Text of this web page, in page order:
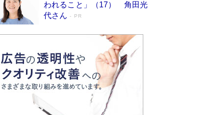
ンガ」も収録
Book Bang
美輪明宏 晩年の回答を集めた『ほほえんで生き
「『火垂るの墓』は、大嘘である」原作者が抱き
続けた“自責の念”とは…「自己憐憫は描きたくな
い」監督が徹底的にこだわったこと（後編） #
戦争の記憶
Book Bang
入社10年目にして最下位の営業がトップに大逆
転 上司の“意外な一言”から生まれた「雑談のテ
われること」（17） 角田光
代さん
PR